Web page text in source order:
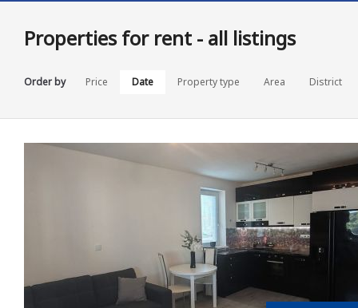
Properties for rent - all listings
Order by Price Date Property type Area District